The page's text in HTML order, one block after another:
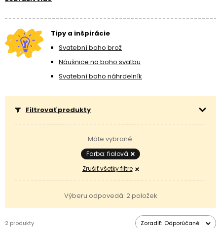
zasadzovať do lôžokaleboobšívať rokajlovými korálikmi.
pripravili 15krásnych fariebv4 rôznych veľkostiach
pre vás máme tiež úplne priehľadné kabošony, ktoré môžu byť
jednoduchou alternatívou k šperkom napodobňujúcim
Stačí si vybrať veľkosť svojho kabošonu a
pozlátené lôžko a vytvoriť si tak originálne náušnice, náhrdelník s
príveskom, prsteň alebo náramok so spájacím dielom.
Tipy a inšpirácie
Svatební boho brož
Náušnice na boho svatbu
Svatební boho náhrdelník
Filtrovať produkty
Máte vybrané:
Farba: fialová
Zrušiť všetky filtre
Výberu odpovedá: 2 položek
2 produkty Zoradiť: Odporúčané